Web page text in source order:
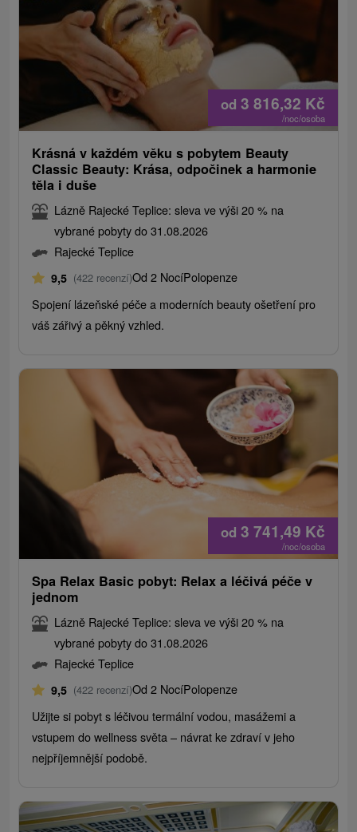
od 3 816,32 Kč
/noc/osoba
Krásná v každém věku s pobytem Beauty
Classic Beauty: Krása, odpočinek a harmonie
těla i duše
Lázně Rajecké Teplice: sleva ve výši 20 % na
vybrané pobyty do 31.08.2026
Rajecké Teplice
9,5 (422 recenzí)Od 2 NocíPolopenze
Spojení lázeňské péče a moderních beauty ošetření pro
váš zářivý a pěkný vzhled.
od 3 741,49 Kč
/noc/osoba
Spa Relax Basic pobyt: Relax a léčivá péče v
jednom
Lázně Rajecké Teplice: sleva ve výši 20 % na
vybrané pobyty do 31.08.2026
Rajecké Teplice
9,5 (422 recenzí)Od 2 NocíPolopenze
Užijte si pobyt s léčivou termální vodou, masážemi a
vstupem do wellness světa – návrat ke zdraví v jeho
nejpříjemnější podobě.